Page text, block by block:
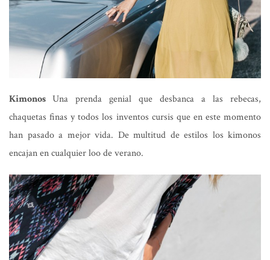
Kimonos Una prenda genial que desbanca a las rebecas,
chaquetas finas y todos los inventos cursis que en este momento
han pasado a mejor vida. De multitud de estilos los kimonos
encajan en cualquier loo de verano.